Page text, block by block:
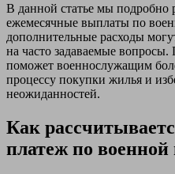
В данной статье мы подробно
ежемесячные выплаты по
дополнительные расходы
на часто задаваемые
поможет военнослужащим
процессу покупки жилья и
неожиданностей.
Как
платеж по военной